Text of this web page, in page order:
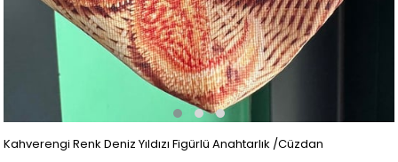
Kahverengi Renk Deniz Yıldızı Figürlü Anahtarlık /Cüzdan